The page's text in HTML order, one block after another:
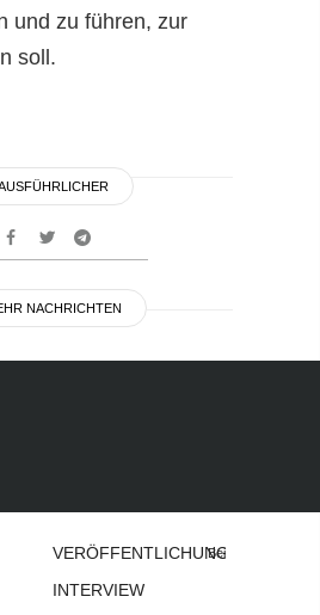
und zu führen, zur
soll.
NACHRICHTEN
VERÖFFENTLICHUNGEN
INTERVIEW
Bei